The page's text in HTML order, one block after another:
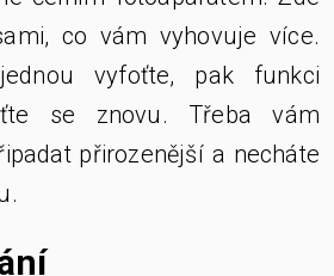
co vám vyhovuje více.
vyfoťte, pak funkci
se znovu. Třeba vám
přirozenější a necháte